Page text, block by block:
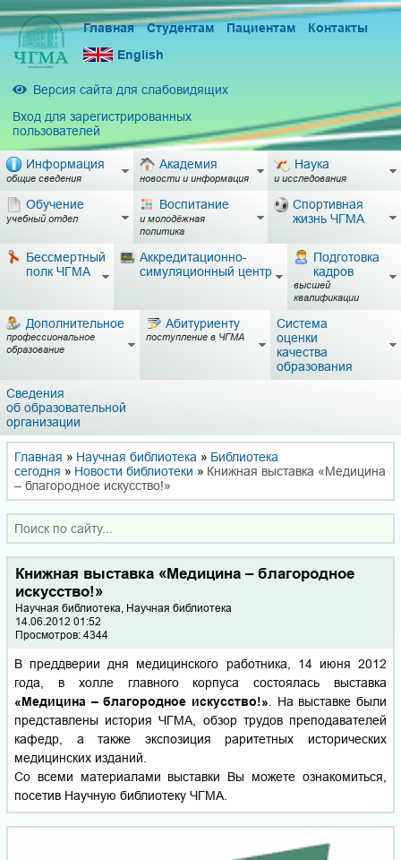
Главная Студентам Пациентам
Контакты
English
Версия сайта для слабовидящих
Вход для зарегистрированных
пользователей
Информация
общие сведения
Академия
новости и информация
Наука
и исследования
Обучение
учебный отдел
Воспитание
и молодёжная
политика
Спортивная
жизнь ЧГМА
Бессмертный
полк ЧГМА
Аккредитационно-
симуляционный центр
Подготовка
кадров
высшей
квалификации
Дополнительное
профессиональное
образование
Абитуриенту
поступление в ЧГМА
Система
оценки
качества
образования
Сведения
об образовательной
организации
Главная » Научная библиотека » Библиотека
сегодня » Новости библиотеки » Книжная выставка «Медицина
– благородное искусство!»
Книжная выставка «Медицина – благородное
искусство!»
Научная библиотека, Научная библиотека
14.06.2012 01:52
Просмотров: 4344
В преддверии дня медицинского работника, 14 июня 2012
года, в холле главного корпуса состоялась выставка
«Медицина – благородное искусство!». На выставке были
представлены история ЧГМА, обзор трудов преподавателей
кафедр, а также экспозиция раритетных исторических
медицинских изданий.
Со всеми материалами выставки Вы можете ознакомиться,
посетив Научную библиотеку ЧГМА.